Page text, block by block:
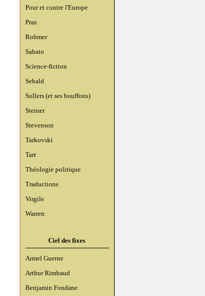
Pour et contre l'Europe
Praz
Rohmer
Sabato
Science-fiction
Sebald
Sollers (et ses bouffons)
Steiner
Stevenson
Tarkovski
Tarr
Théologie politique
Traductions
Virgile
Warren
Ciel des fixes
Armel Guerne
Arthur Rimbaud
Benjamin Fondane